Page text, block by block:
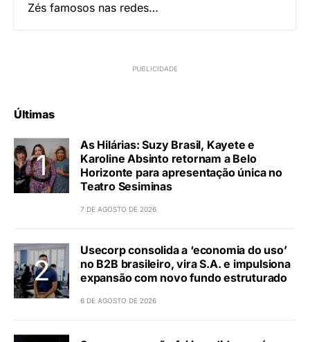
Zés famosos nas redes…
Últimas
As Hilárias: Suzy Brasil, Kayete e
Karoline Absinto retornam a Belo
Horizonte para apresentação única no
Teatro Sesiminas
7 DE AGOSTO DE 2026
Usecorp consolida a ‘economia do uso’
no B2B brasileiro, vira S.A. e impulsiona
expansão com novo fundo estruturado
6 DE AGOSTO DE 2026